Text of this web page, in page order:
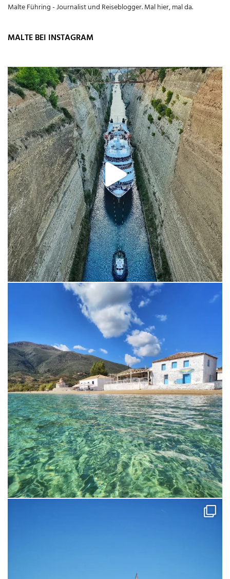
Malte Führing - Journalist und Reiseblogger. Mal hier, mal da.
MALTE BEI INSTAGRAM